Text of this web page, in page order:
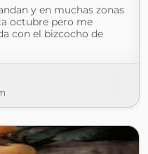
y en muchas zonas
octubre pero me
con el bizcocho de